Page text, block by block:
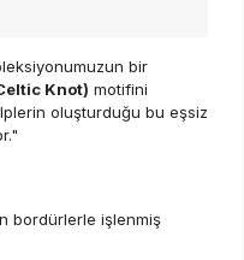
bir
Knot) motifini
oluşturduğu bu eşsiz
bordürlerle işlenmiş